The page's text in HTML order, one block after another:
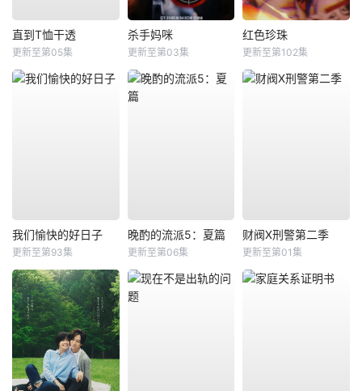
直到T恤干透
更新至第05集
杀手妈咪
更新至第03集
红色珍珠
更新至第102集
我们愉快的好日子
更新至第93集
晚酌的流派5：夏篇
更新至第06集
财阀X刑警第二季
更新至第01集